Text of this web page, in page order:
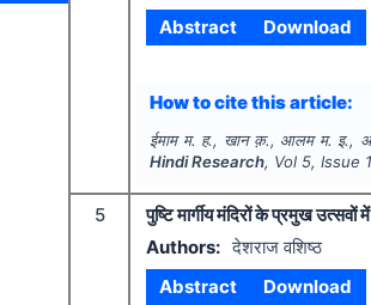
Abstract
Download
How to cite this article:
ईमाम म. ह., खान क़., आलम म. इ.,
Hindi Research, Vol 5, Issue 1
5
पुष्टि मार्गीय मंदिरों के प्रमुख उत्सवों
Authors: देशराज वशिष्ठ
Abstract
Download